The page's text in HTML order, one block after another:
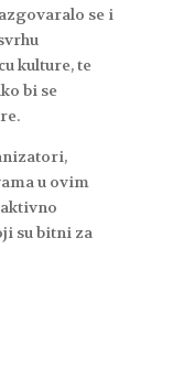
se i
kulture, te
bi se
u ovim
su bitni za